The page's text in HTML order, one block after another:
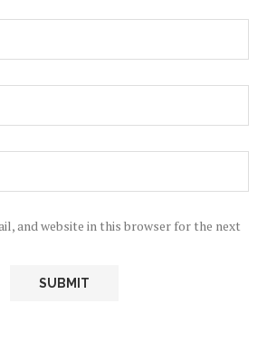
and website in this browser for the next